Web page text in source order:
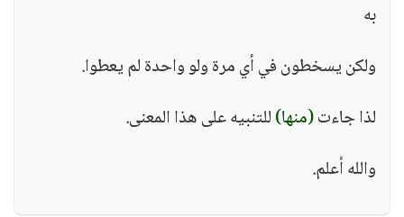
به
ولكن يسخطون في أي مرة ولو واحدة لم يعطوا.
لذا جاءت(منها)للتنبيه على هذا المعنى.
والله أعلم.